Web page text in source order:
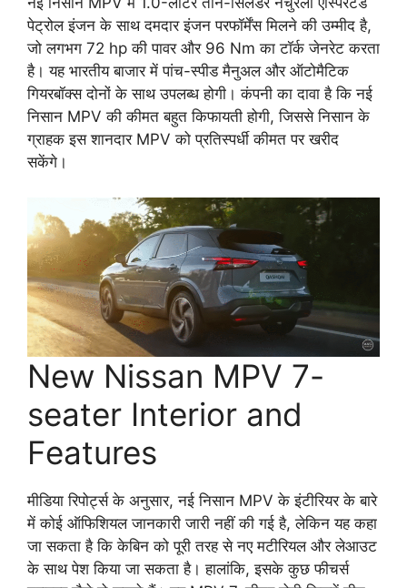
पेट्रोल इंजन के साथ दमदार इंजन परफॉर्मेंस मिलने की उम्मीद है,
जो लगभग 72 hp की पावर और 96 Nm का टॉर्क जेनरेट करता
है। यह भारतीय बाजार में पांच-स्पीड मैनुअल और ऑटोमैटिक
गियरबॉक्स दोनों के साथ उपलब्ध होगी। कंपनी का दावा है कि नई
निसान MPV की कीमत बहुत किफायती होगी, जिससे निसान के
ग्राहक इस शानदार MPV को प्रतिस्पर्धी कीमत पर खरीद
सकेंगे।
New Nissan MPV 7-
seater Interior and
Features
मीडिया रिपोर्ट्स के अनुसार, नई निसान MPV के इंटीरियर के बारे
में कोई ऑफिशियल जानकारी जारी नहीं की गई है, लेकिन यह कहा
जा सकता है कि केबिन को पूरी तरह से नए मटीरियल और लेआउट
के साथ पेश किया जा सकता है। हालांकि, इसके कुछ फीचर्स